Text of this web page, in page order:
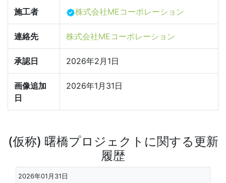
施工者 株式会社MEコーポレーション
連絡先 株式会社MEコーポレーション
承認日 2026年2月1日
画像追加
日
2026年1月31日
(仮称) 曙橋プロジェクトに関する更新
履歴
2026年01月31日